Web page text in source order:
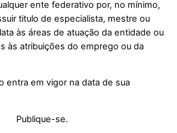
ente federativo por, no mínimo,
titulo de especialista, mestre ou
às áreas de atuação da entidade ou
às atribuições do emprego ou da
entra em vigor na data de sua
Publique-se.